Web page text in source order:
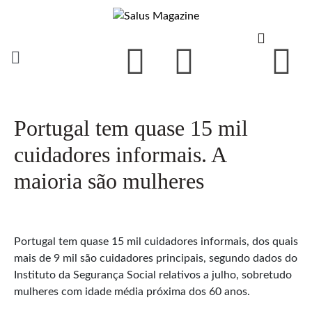
Portugal tem quase 15 mil
cuidadores informais. A
maioria são mulheres
Portugal tem quase 15 mil cuidadores informais, dos quais
mais de 9 mil são cuidadores principais, segundo dados do
Instituto da Segurança Social relativos a julho, sobretudo
mulheres com idade média próxima dos 60 anos.